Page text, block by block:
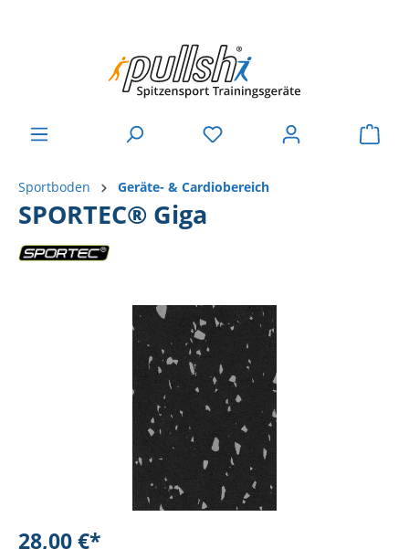
Sportboden Geräte- & Cardiobereich
SPORTEC® Giga
28,00 €*